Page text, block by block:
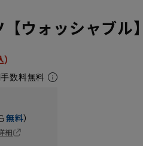
ウォッシャブル】
数料無料
無料）
細